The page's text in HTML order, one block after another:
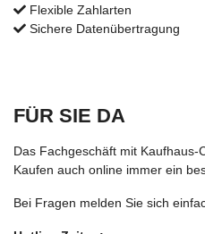
Flexible Zahlarten
Sichere Datenübertragung
FÜR SIE DA
Das Fachgeschäft mit
Kaufen auch online immer ein
Bei Fragen melden Sie sich